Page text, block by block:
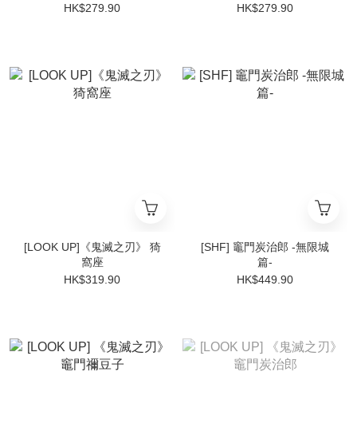
HK$279.90
HK$279.90
[LOOK UP]《鬼滅之刃》 猗
窩座
HK$319.90
[SHF] 竈門炭治郎 -無限城
篇-
HK$449.90